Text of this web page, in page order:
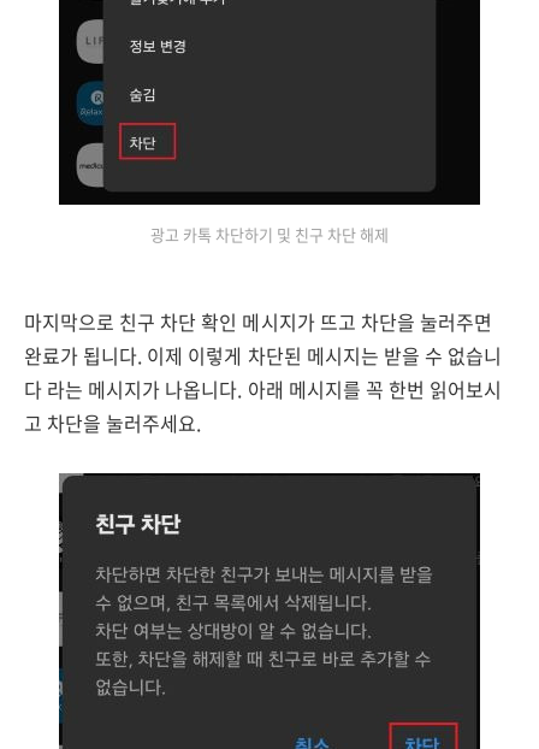
광고 카톡 차단하기 및 친구 차단 해제
마지막으로 친구 차단 확인 메시지가 뜨고 차단을 눌러주면
완료가 됩니다. 이제 이렇게 차단된 메시지는 받을 수 없습니
다 라는 메시지가 나옵니다. 아래 메시지를 꼭 한번 읽어보시
고 차단을 눌러주세요.